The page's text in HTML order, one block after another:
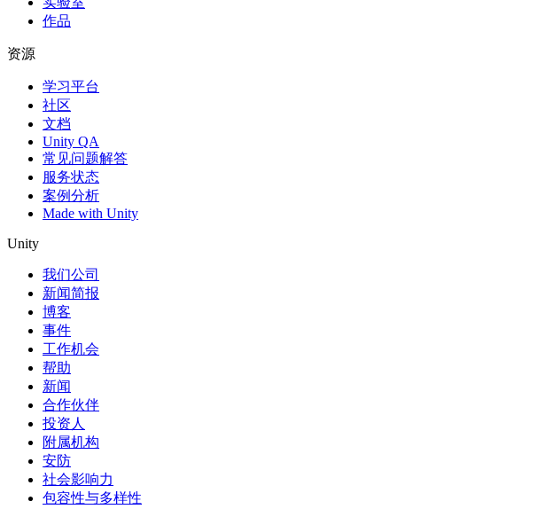
作品
资源
学习平台
社区
文档
Unity QA
常见问题解答
服务状态
案例分析
Made with Unity
Unity
我们公司
新闻简报
博客
事件
工作机会
帮助
新闻
合作伙伴
投资人
附属机构
安防
社会影响力
包容性与多样性